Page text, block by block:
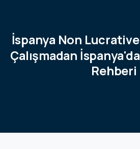
İspanya Non Lucrative
Çalışmadan İspanya'da
Rehberi